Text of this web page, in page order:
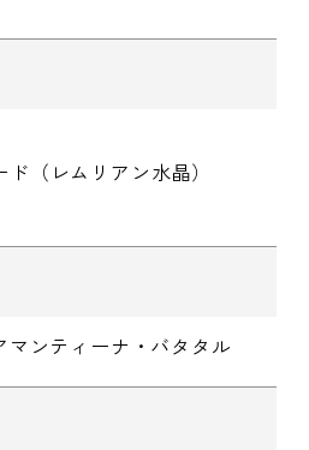
（レムリアン水晶）
マンティーナ・バタタル